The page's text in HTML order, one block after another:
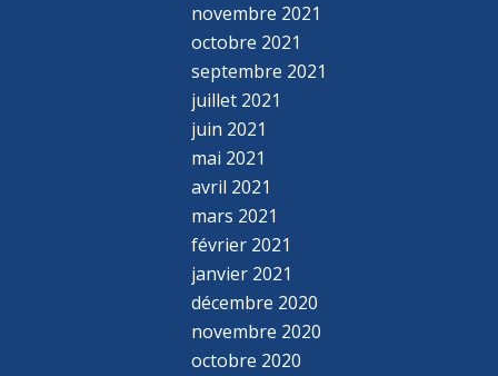
novembre 2021
octobre 2021
septembre 2021
juillet 2021
juin 2021
mai 2021
avril 2021
mars 2021
février 2021
janvier 2021
décembre 2020
novembre 2020
octobre 2020